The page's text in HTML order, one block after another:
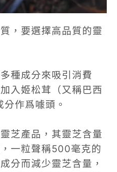
，要選擇高品質的靈
種成分來吸引消費
入姬松茸（又稱巴西
作爲噱頭。
芝產品，其靈芝含量
一粒聲稱500毫克的
分而減少靈芝含量，